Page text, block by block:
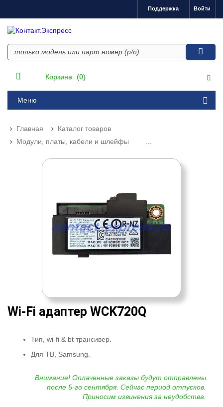
Войти
Поддержка
Корзина (0)
Меню
Главная
Каталог товаров
Модули, платы, кабели и шлейфы
Wi-Fi адаптер WCK720Q
Тип, wi-fi & bt трансивер.
Для ТВ, Samsung.
Внимание! Оплаченные заказы будут отправлены
после 5-го сентября. Сейчас период отпусков.
Приносим извинения за неудобства.